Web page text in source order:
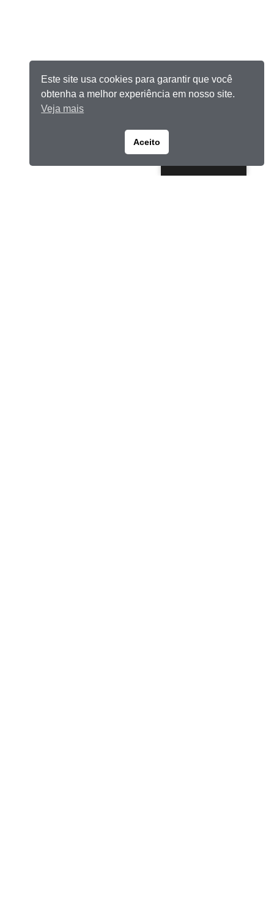
Este site usa cookies para garantir que você
obtenha a melhor experiência em nosso site.
Veja mais
Aceito